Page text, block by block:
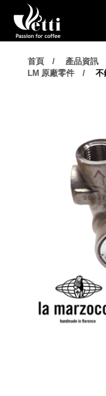
首頁 產品資訊
LM 原廠零件
不